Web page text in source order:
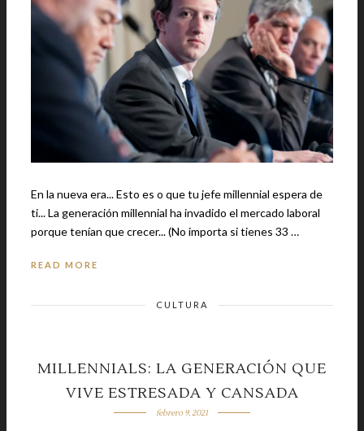
En la nueva era... Esto es o que tu jefe millennial espera de
ti... La generación millennial ha invadido el mercado laboral
porque tenían que crecer... (No importa si tienes 33 …
READ MORE
CULTURA
MILLENNIALS: LA GENERACIÓN QUE
VIVE ESTRESADA Y CANSADA
febrero 9, 2021